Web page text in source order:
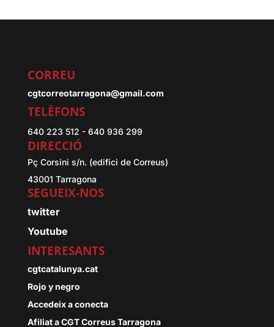
CORREU
cgtcorreotarragona@gmail.com
TELÈFONS
640 223 512 - 640 936 299
DIRECCIÓ
Pç Corsini s/n. (edifici de Correus)
43001 Tarragona
SEGUEIX-NOS
twitter
Youtube
INTERESANTS
cgtcatalunya.cat
Rojo y negro
Accedeix a conecta
Afiliat a CGT Correus Tarragona